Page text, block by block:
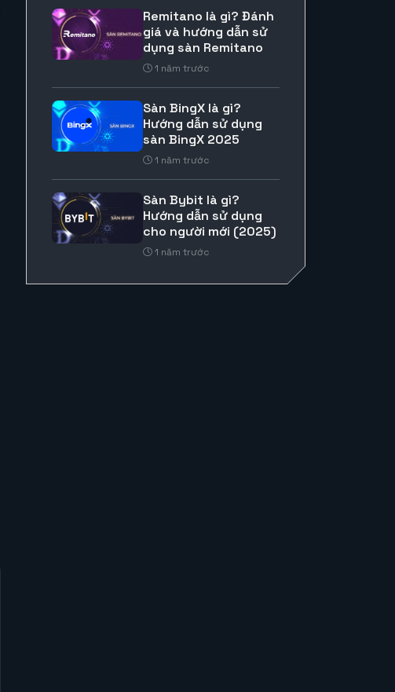
Remitano là gì? Đánh
giá và hướng dẫn sử
dụng sàn Remitano
1 năm trước
Sàn BingX là gì?
Hướng dẫn sử dụng
sàn BingX 2025
1 năm trước
Sàn Bybit là gì?
Hướng dẫn sử dụng
cho người mới (2025)
1 năm trước